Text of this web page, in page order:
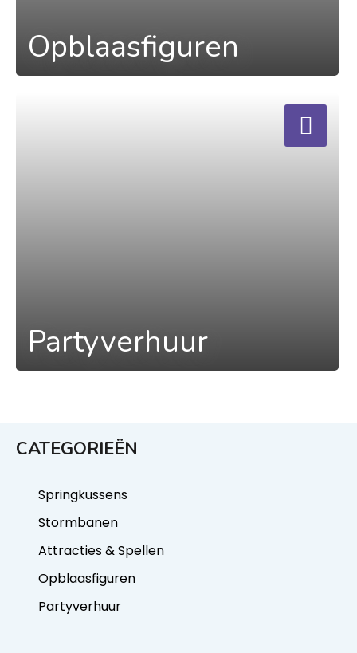
Opblaasfiguren
Partyverhuur
CATEGORIEËN
Springkussens
Stormbanen
Attracties & Spellen
Opblaasfiguren
Partyverhuur